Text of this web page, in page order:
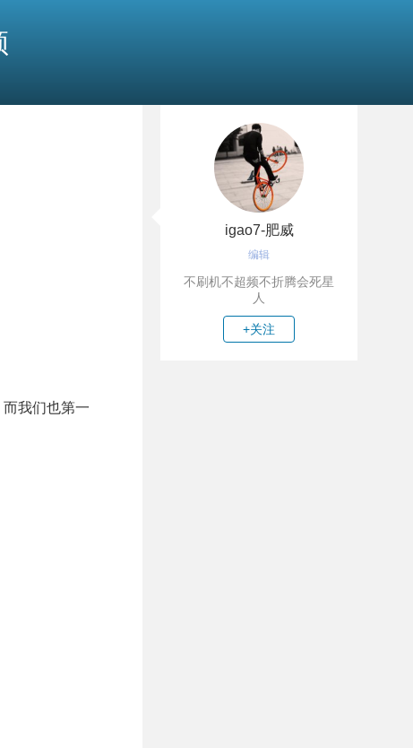
而我们也第一
igao7-肥威
编辑
不刷机不超频不折腾会死星
人
+关注